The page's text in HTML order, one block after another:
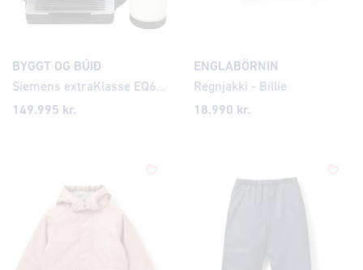
BYGGT OG BÚIÐ
Siemens extraKlasse EQ600 iAroma Espresso kaffivél
149.995 kr.
ENGLABÖRNIN
Regnjakki - Billie
18.990 kr.